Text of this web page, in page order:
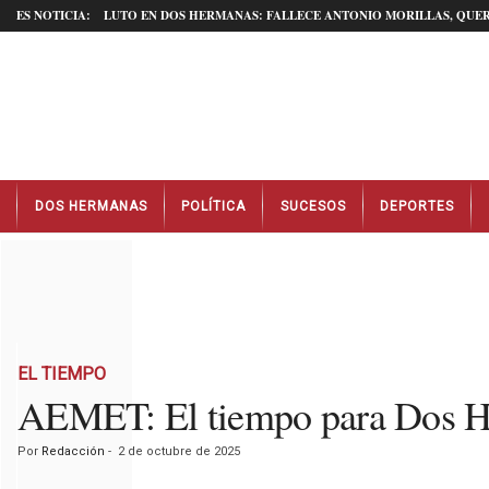
ES NOTICIA: LUTO EN DOS HERMANAS: FALLECE ANTONIO MORILLAS,
t
DOS HERMANAS POLÍTICA SUCESOS DEPORTES
EL TIEMPO
AEMET: El tiempo para Dos
Por Redacción - 2 de octubre de 2025